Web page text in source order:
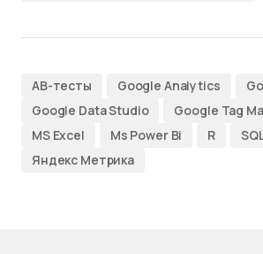
AB-тесты Google Analytics
Google Data Studio
Google Tag
MS Excel
Ms Power Bi R
Яндекс Метрика